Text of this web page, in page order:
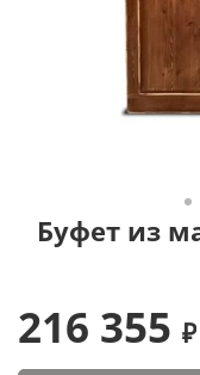
Буфет из
216 355